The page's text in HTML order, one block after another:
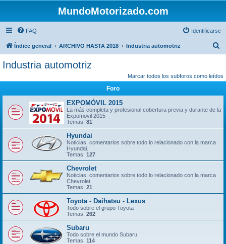
MundoMotorizado.com
FAQ Identificarse
Índice general ARCHIVO HASTA 2018 Industria automotriz
c
Industria automotriz
Marcar todos los subforos como leídos
Foro
EXPOMÓVIL 2015
La más completa y profesional cobertura previa y durante de la
Expomovil 2015
Temas: 81
Hyundai
Noticias, comentarios sobre todo lo relacionado con la marca
Hyundai.
Temas: 127
Chevrolet
Noticias, comentarios sobre todo lo relacionado con la marca
Chevrolet
Temas: 21
Toyota - Daihatsu - Lexus
Todo sobre el grupo Toyota
Temas: 262
Subaru
Todo sobre el mundo Subaru
Temas: 114